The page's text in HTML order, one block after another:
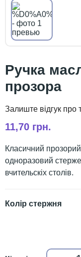
Ручка
прозора
11,70 грн.
Класичний
одноразовий
вчительскіх столів.
Колір стержня